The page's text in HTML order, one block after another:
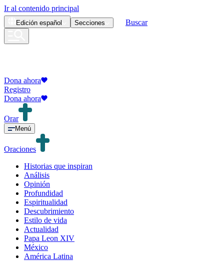
Ir al contenido principal
Edición español Secciones Buscar
Dona ahora
Registro
Dona ahora
Orar
Menú
Oraciones
Historias que inspiran
Análisis
Opinión
Profundidad
Espiritualidad
Descubrimiento
Estilo de vida
Actualidad
Papa Leon XIV
México
América Latina